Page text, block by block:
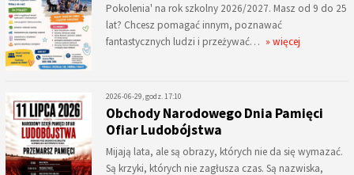
Pokolenia' na rok szkolny 2026/2027. Masz od 9 do 25
lat? Chcesz pomagać innym, poznawać
fantastycznych ludzi i przeżywać… » więcej
2026-06-29, godz. 17:10
Obchody Narodowego Dnia Pamięci
Ofiar Ludobójstwa
Mijają lata, ale są obrazy, których nie da się wymazać.
Są krzyki, których nie zagłusza czas. Są nazwiska,